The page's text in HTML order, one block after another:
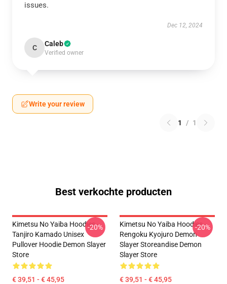
issues.
Dec 12, 2024
C Caleb
Verified owner
Write your review
1 / 1
Best verkochte producten
Kimetsu No Yaiba Hoodies -
Tanjiro Kamado Unisex
Pullover Hoodie Demon Slayer
Store
€ 39,51 - € 45,95
-20%
Kimetsu No Yaiba Hoodies -
Rengoku Kyojuro Demon
Slayer Storeandise Demon
Slayer Store
€ 39,51 - € 45,95
-20%